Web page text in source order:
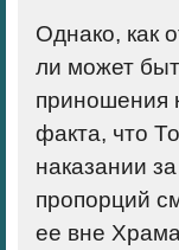
Однако, как
ли может
приношения
факта, что
наказании
пропорций
ее вне